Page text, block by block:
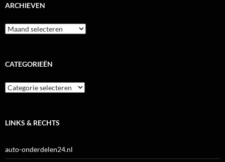
ARCHIEVEN
Archieven
CATEGORIEËN
Categorieën
LINKS & RECHTS
auto-onderdelen24.nl